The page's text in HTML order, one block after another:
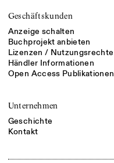
Geschäftskunden
Anzeige schalten
Buchprojekt anbieten
Lizenzen / Nutzungsrechte
Händler Informationen
Open Access Publikationen
Unternehmen
Geschichte
Kontakt